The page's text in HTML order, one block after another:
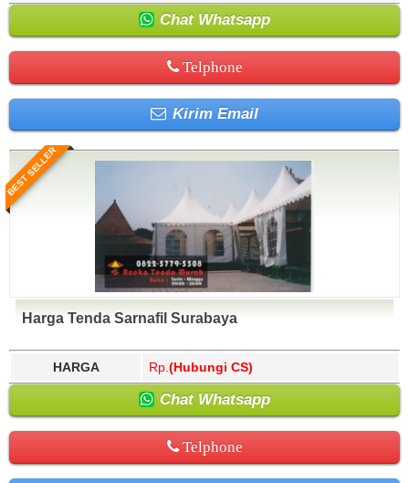
Chat Whatsapp
Telphone
Kirim Email
BEST SELLER
Harga Tenda Sarnafil Surabaya
HARGA Rp. (Hubungi CS)
Chat Whatsapp
Telphone